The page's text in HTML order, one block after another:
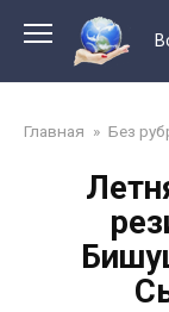
контенту
Главная » Без